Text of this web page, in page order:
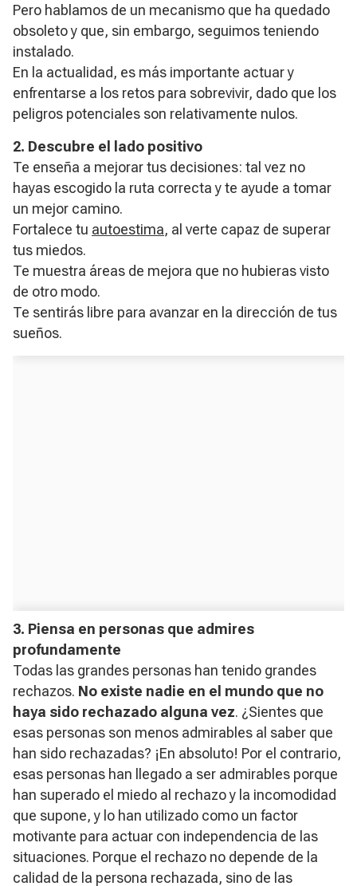
Pero hablamos de un mecanismo que ha quedado
obsoleto y que, sin embargo, seguimos teniendo
instalado.
En la actualidad, es más importante actuar y
enfrentarse a los retos para sobrevivir, dado que los
peligros potenciales son relativamente nulos.
2. Descubre el lado positivo
Te enseña a mejorar tus decisiones: tal vez no
hayas escogido la ruta correcta y te ayude a tomar
un mejor camino.
Fortalece tu autoestima, al verte capaz de superar
tus miedos.
Te muestra áreas de mejora que no hubieras visto
de otro modo.
Te sentirás libre para avanzar en la dirección de tus
sueños.
3. Piensa en personas que admires
profundamente
Todas las grandes personas han tenido grandes
rechazos. No existe nadie en el mundo que no
haya sido rechazado alguna vez. ¿Sientes que
esas personas son menos admirables al saber que
han sido rechazadas? ¡En absoluto! Por el contrario,
esas personas han llegado a ser admirables porque
han superado el miedo al rechazo y la incomodidad
que supone, y lo han utilizado como un factor
motivante para actuar con independencia de las
situaciones. Porque el rechazo no depende de la
calidad de la persona rechazada, sino de las